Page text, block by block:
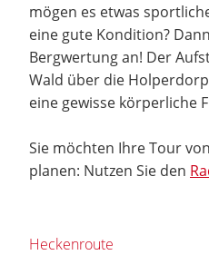
mögen es etwas
eine gute Kondition?
Bergwertung an! Der
Wald über die
eine gewisse körperliche
Sie möchten Ihre Tour
planen: Nutzen Sie den
Heckenroute